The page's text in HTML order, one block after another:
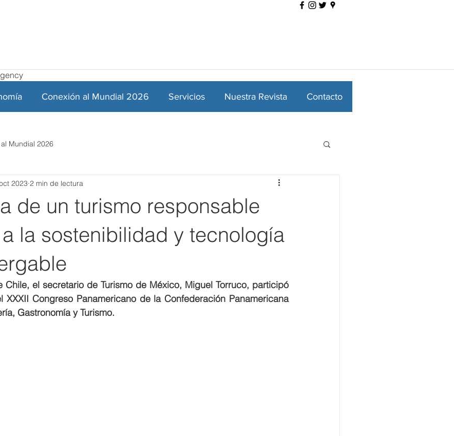
Conexión al Mundial 2026 Servicios Nuestra Revista Contacto
Mundial 2026
de un turismo responsable
la sostenibilidad y tecnología
2023 2 min de lectura
Chile, el secretario de Turismo de México, Miguel Torruco, participó
XXXII Congreso Panamericano de la Confederación Panamericana
Gastronomía y Turismo.